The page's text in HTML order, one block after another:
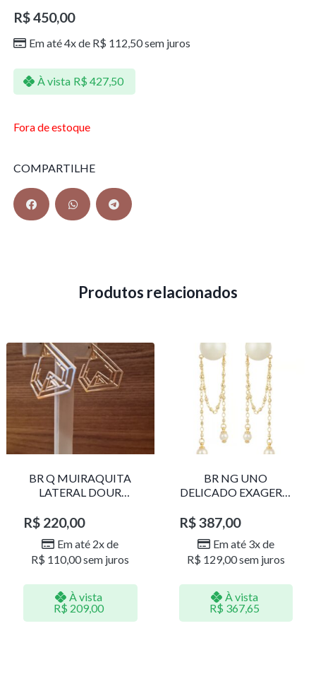
R$450,00
Em até 4x de R$ 112,50sem juros
À vista R$ 427,50
Fora de estoque
COMPARTILHE
Produtos relacionados
BR Q MUIRAQUITA
LATERAL DOUR
R$ 220,00
Em até 2x de
R$ 110,00sem juros
À vista
R$ 209,00
BR NG UNO
DELICADO EXAGERO
R$387,00
Em até 3x de
R$ 129,00sem juros
À vista
R$ 367,65